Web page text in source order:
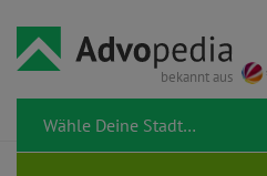
bekannt aus